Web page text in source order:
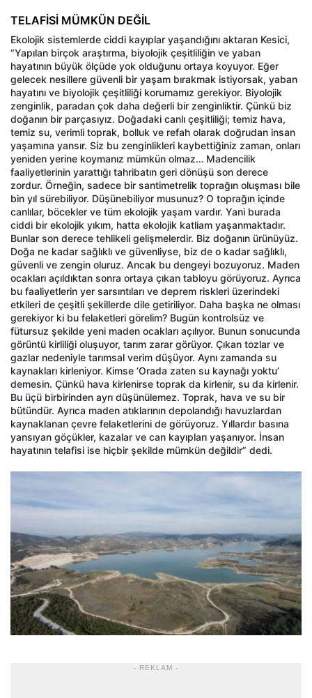
TELAFİSİ MÜMKÜN DEĞİL
Ekolojik sistemlerde ciddi kayıplar yaşandığını aktaran Kesici,
“Yapılan birçok araştırma, biyolojik çeşitliliğin ve yaban
hayatının büyük ölçüde yok olduğunu ortaya koyuyor. Eğer
gelecek nesillere güvenli bir yaşam bırakmak istiyorsak, yaban
hayatını ve biyolojik çeşitliliği korumamız gerekiyor. Biyolojik
zenginlik, paradan çok daha değerli bir zenginliktir. Çünkü biz
doğanın bir parçasıyız. Doğadaki canlı çeşitliliği; temiz hava,
temiz su, verimli toprak, bolluk ve refah olarak doğrudan insan
yaşamına yansır. Siz bu zenginlikleri kaybettiğiniz zaman, onları
yeniden yerine koymanız mümkün olmaz… Madencilik
faaliyetlerinin yarattığı tahribatın geri dönüşü son derece
zordur. Örneğin, sadece bir santimetrelik toprağın oluşması bile
bin yıl sürebiliyor. Düşünebiliyor musunuz? O toprağın içinde
canlılar, böcekler ve tüm ekolojik yaşam vardır. Yani burada
ciddi bir ekolojik yıkım, hatta ekolojik katliam yaşanmaktadır.
Bunlar son derece tehlikeli gelişmelerdir. Biz doğanın ürünüyüz.
Doğa ne kadar sağlıklı ve güvenliyse, biz de o kadar sağlıklı,
güvenli ve zengin oluruz. Ancak bu dengeyi bozuyoruz. Maden
ocakları açıldıktan sonra ortaya çıkan tabloyu görüyoruz. Ayrıca
bu faaliyetlerin yer sarsıntıları ve deprem riskleri üzerindeki
etkileri de çeşitli şekillerde dile getiriliyor. Daha başka ne olması
gerekiyor ki bu felaketleri görelim? Bugün kontrolsüz ve
fütursuz şekilde yeni maden ocakları açılıyor. Bunun sonucunda
görüntü kirliliği oluşuyor, tarım zarar görüyor. Çıkan tozlar ve
gazlar nedeniyle tarımsal verim düşüyor. Aynı zamanda su
kaynakları kirleniyor. Kimse ‘Orada zaten su kaynağı yoktu’
demesin. Çünkü hava kirlenirse toprak da kirlenir, su da kirlenir.
Bu üçü birbirinden ayrı düşünülemez. Toprak, hava ve su bir
bütündür. Ayrıca maden atıklarının depolandığı havuzlardan
kaynaklanan çevre felaketlerini de görüyoruz. Yıllardır basına
yansıyan göçükler, kazalar ve can kayıpları yaşanıyor. İnsan
hayatının telafisi ise hiçbir şekilde mümkün değildir” dedi.
- REKLAM -